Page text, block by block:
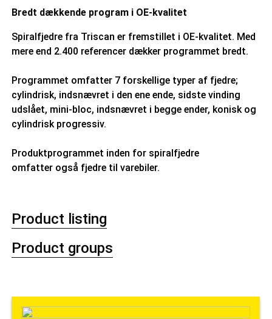
Bredt dækkende program i OE-kvalitet
Spiralfjedre fra Triscan er fremstillet i OE-kvalitet. Med
mere end 2.400 referencer dækker programmet bredt.
Programmet omfatter 7 forskellige typer af fjedre;
cylindrisk, indsnævret i den ene ende, sidste vinding
udslået, mini-bloc, indsnævret i begge ender, konisk og
cylindrisk progressiv.
Produktprogrammet inden for spiralfjedre
omfatter også fjedre til varebiler.
Product listing
Product groups